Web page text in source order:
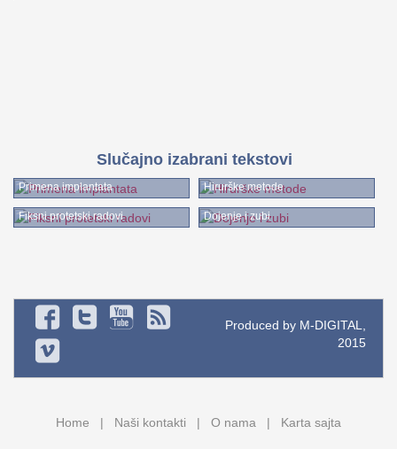
Slučajno izabrani tekstovi
Primena implantata Hirurške metode
Fiksni protetski radovi Dojenje i zubi
Produced by M-DIGITAL,
2015
Home Naši kontakti O nama Karta sajta